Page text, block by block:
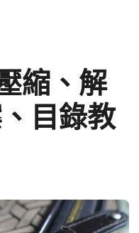
縮、解
目錄教